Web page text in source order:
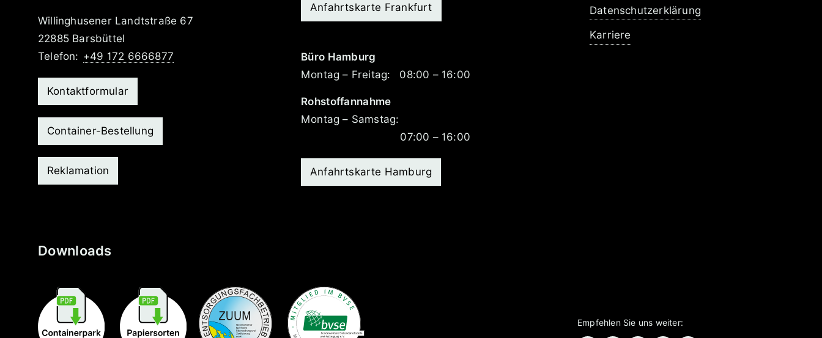
Willinghusener Landtstraße 67
22885 Barsbüttel
Telefon: +49 172 6666877
Kontaktformular
Container-Bestellung
Reklamation
Anfahrtskarte Frankfurt
Büro Hamburg
Montag – Freitag:
08:00 – 16:00
Rohstoffannahme
Montag – Samstag:
07:00 – 16:00
Anfahrtskarte Hamburg
Datenschutzerklärung
Karriere
Downloads
Empfehlen Sie uns weiter: